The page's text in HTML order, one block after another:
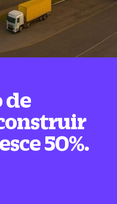
de
50%.